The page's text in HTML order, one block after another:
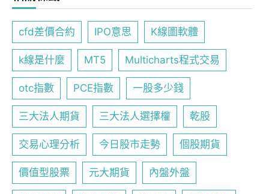
cfd差價合約 IPO意思 K線圖軟體
k線是什麼 MT5 Multicharts程式交易
otc指數 PCE指數 一股多少錢
三大法人期貨 三大法人選擇權 乾股
交易心理分析 今日股市走勢 個股期貨
價值型股票 元大期貨 內盤外盤